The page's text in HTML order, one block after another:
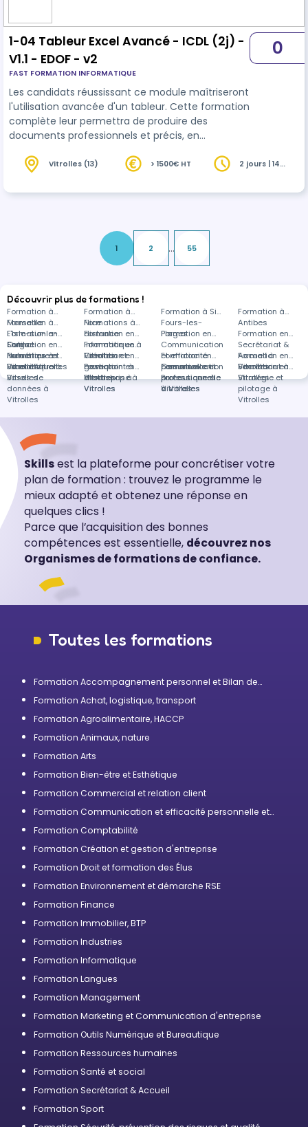
1-04 Tableur Excel Avancé - ICDL (2j) -
V1.1 - EDOF - v2
FAST FORMATION INFORMATIQUE
Les candidats réussissant ce module maîtriseront
l'utilisation avancée d'un tableur. Cette formation
complète leur permettra de produire des
documents professionnels et précis, en
tableur.
0
Vitrolles (13) > 1500€ HT
2 jours | 14
1 2 ... 55
Découvrir plus de formations !
Formation à
Marseille
Formation à
Nice
Formation à Six-
Fours-les-
Plages
Formation à
Antibes
Formation à
L'Isle-sur-la-
Sorgue
Formations à
distance
Formation en
Outils
Numérique et
Bureautique à
Vitrolles
Formation en
Informatique à
Vitrolles
Formation en
Communication
et efficacité
personnelle et
professionnelle
à Vitrolles
Formation en
Secrétariat &
Accueil à
Vitrolles
Formation en
Industries à
Vitrolles
Formation en
Création et
gestion
d'entreprise à
Vitrolles
Formation en
Excel à Vitrolles
Formation en
Powerpoint à
Vitrolles
Formation en
Communication
professionnelle
à Vitrolles
Formation en
Secrétariat à
Vitrolles
Formation en
Bases de
données à
Vitrolles
Formation en
Photoshop à
Vitrolles
Formation en
Bureautique à
Vitrolles
Formation en
Stratégie et
pilotage à
Vitrolles
Skillsest la plateforme pour concrétiser votre
plan de formation : trouvez le programme le
mieux adapté et obtenez une réponse en
quelques clics !
Parce que l’acquisition des bonnes
compétences est essentielle, découvrez nos
Organismes de formations de confiance.
Toutes les formations
Formation Accompagnement personnel et Bilan de
Formation Achat, logistique, transport
Formation Agroalimentaire, HACCP
Formation Animaux, nature
Formation Arts
Formation Bien-être et Esthétique
Formation Commercial et relation client
Formation Communication et efficacité personnelle et
Formation Comptabilité
Formation Création et gestion d'entreprise
Formation Droit et formation des Élus
Formation Environnement et démarche RSE
Formation Finance
Formation Immobilier, BTP
Formation Industries
Formation Informatique
Formation Langues
Formation Management
Formation Marketing et Communication d'entreprise
Formation Outils Numérique et Bureautique
Formation Ressources humaines
Formation Santé et social
Formation Secrétariat & Accueil
Formation Sport